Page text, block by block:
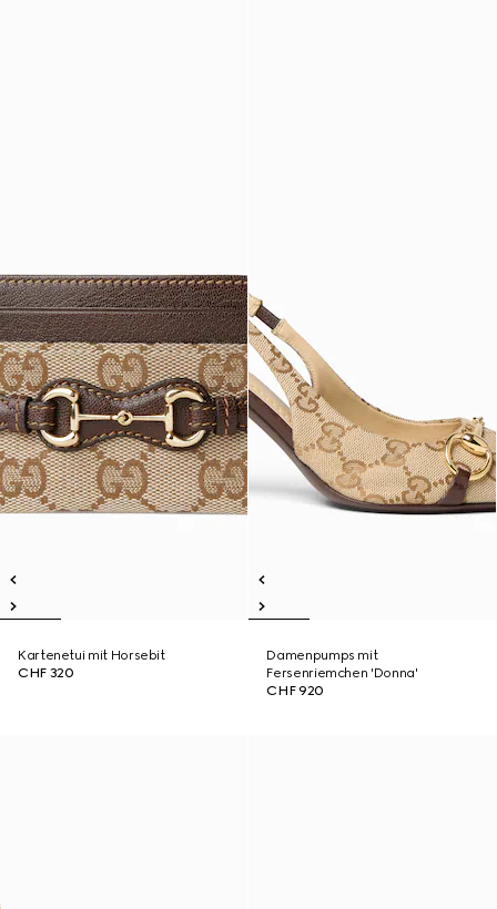
Kartenetui mit Horsebit
CHF 320
Damenpumps mit
Fersenriemchen 'Donna'
CHF 920